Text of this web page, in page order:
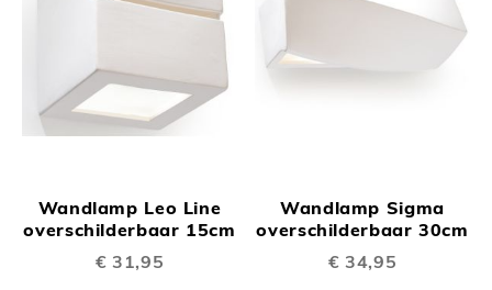
Wandlamp Leo Line
overschilderbaar 15cm
€ 31,95
Wandlamp Sigma
overschilderbaar 30cm
€ 34,95